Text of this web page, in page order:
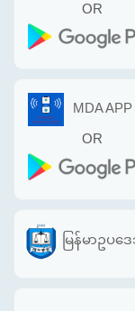
OR
MDA APP
OR
မြန်မာဥ